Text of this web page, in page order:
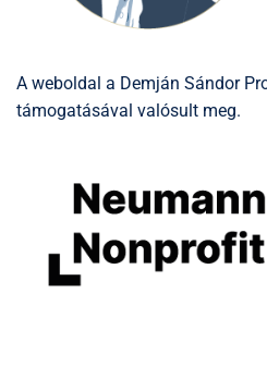
A weboldal a Demján Sándor
támogatásával valósult meg.